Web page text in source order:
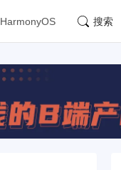
HarmonyOS 搜索